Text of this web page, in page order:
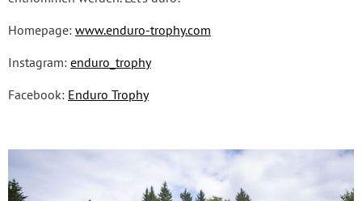
Homepage: www.enduro-trophy.com
Instagram: enduro_trophy
Facebook: Enduro Trophy